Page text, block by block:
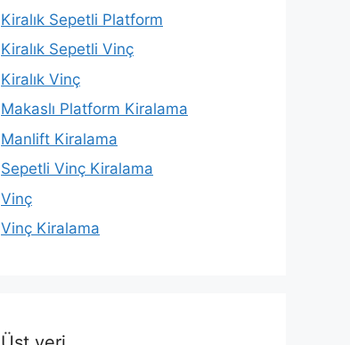
Kiralık Sepetli Platform
Kiralık Sepetli Vinç
Kiralık Vinç
Makaslı Platform Kiralama
Manlift Kiralama
Sepetli Vinç Kiralama
Vinç
Vinç Kiralama